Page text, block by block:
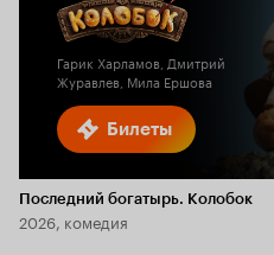
Билеты
Гарик Харламов, Дмитрий
Журавлев, Мила Ершова
Последний богатырь. Колобок
2026, комедия